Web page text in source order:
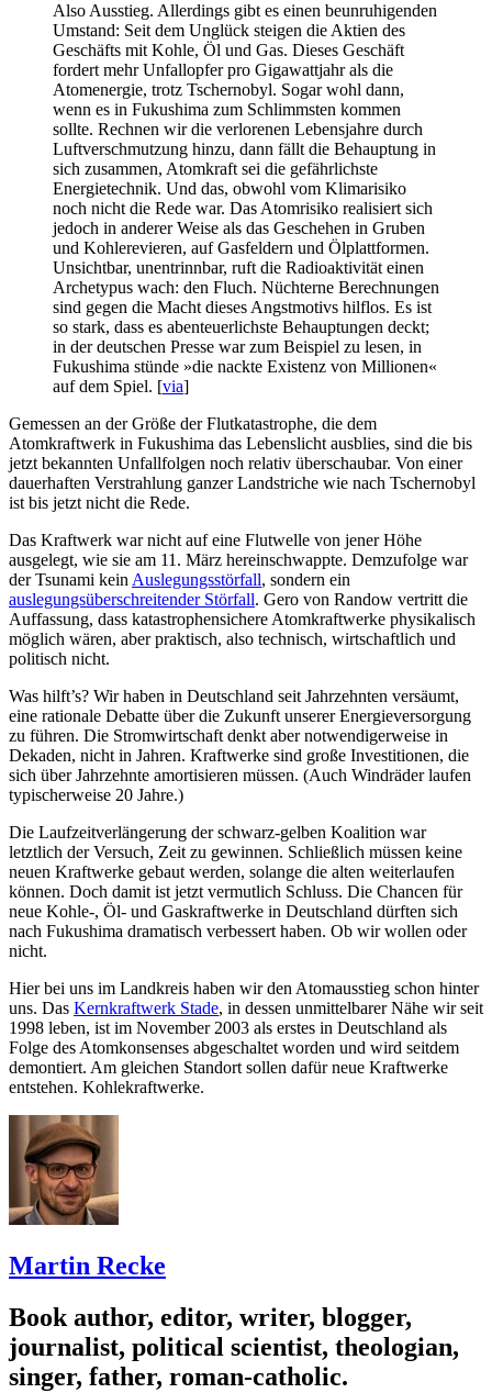
Also Ausstieg. Allerdings gibt es einen beunruhigenden
Umstand: Seit dem Unglück steigen die Aktien des
Geschäfts mit Kohle, Öl und Gas. Dieses Geschäft
fordert mehr Unfallopfer pro Gigawattjahr als die
Atomenergie, trotz Tschernobyl. Sogar wohl dann,
wenn es in Fukushima zum Schlimmsten kommen
sollte. Rechnen wir die verlorenen Lebensjahre durch
Luftverschmutzung hinzu, dann fällt die Behauptung in
sich zusammen, Atomkraft sei die gefährlichste
Energietechnik. Und das, obwohl vom Klimarisiko
noch nicht die Rede war. Das Atomrisiko realisiert sich
jedoch in anderer Weise als das Geschehen in Gruben
und Kohlerevieren, auf Gasfeldern und Ölplattformen.
Unsichtbar, unentrinnbar, ruft die Radioaktivität einen
Archetypus wach: den Fluch. Nüchterne Berechnungen
sind gegen die Macht dieses Angstmotivs hilflos. Es ist
so stark, dass es abenteuerlichste Behauptungen deckt;
in der deutschen Presse war zum Beispiel zu lesen, in
Fukushima stünde »die nackte Existenz von Millionen«
auf dem Spiel. [via]
Gemessen an der Größe der Flutkatastrophe, die dem
Atomkraftwerk in Fukushima das Lebenslicht ausblies, sind die bis
jetzt bekannten Unfallfolgen noch relativ überschaubar. Von einer
dauerhaften Verstrahlung ganzer Landstriche wie nach Tschernobyl
ist bis jetzt nicht die Rede.
Das Kraftwerk war nicht auf eine Flutwelle von jener Höhe
ausgelegt, wie sie am 11. März hereinschwappte. Demzufolge war
der Tsunami keinAuslegungsstörfall, sondern ein
auslegungsüberschreitender Störfall. Gero von Randow vertritt die
Auffassung, dass katastrophensichere Atomkraftwerke physikalisch
möglich wären, aber praktisch, also technisch, wirtschaftlich und
politisch nicht.
Was hilft’s? Wir haben in Deutschland seit Jahrzehnten versäumt,
eine rationale Debatte über die Zukunft unserer Energieversorgung
zu führen. Die Stromwirtschaft denkt aber notwendigerweise in
Dekaden, nicht in Jahren. Kraftwerke sind große Investitionen, die
sich über Jahrzehnte amortisieren müssen. (Auch Windräder laufen
typischerweise 20 Jahre.)
Die Laufzeitverlängerung der schwarz-gelben Koalition war
letztlich der Versuch, Zeit zu gewinnen. Schließlich müssen keine
neuen Kraftwerke gebaut werden, solange die alten weiterlaufen
können. Doch damit ist jetzt vermutlich Schluss. Die Chancen für
neue Kohle-, Öl- und Gaskraftwerke in Deutschland dürften sich
nach Fukushima dramatisch verbessert haben. Ob wir wollen oder
nicht.
Hier bei uns im Landkreis haben wir den Atomausstieg schon hinter
uns. Das Kernkraftwerk Stade, in dessen unmittelbarer Nähe wir seit
1998 leben, ist im November 2003 als erstes in Deutschland als
Folge des Atomkonsenses abgeschaltet worden und wird seitdem
demontiert. Am gleichen Standort sollen dafür neue Kraftwerke
entstehen. Kohlekraftwerke.
Martin Recke
Book author, editor, writer, blogger,
journalist, political scientist, theologian,
singer, father, roman-catholic.